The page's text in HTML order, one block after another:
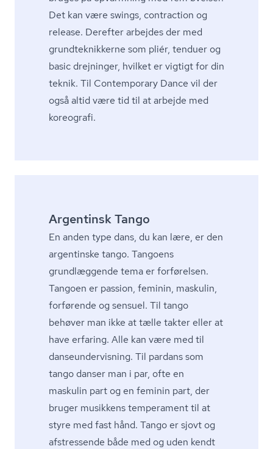
Det kan være swings, contraction og
release. Derefter arbejdes der med
grund­tek­nik­ker­ne som pliér, tenduer og
basic drejninger, hvilket er vigtigt for din
teknik. Til Contemporary Dance vil der
også altid være tid til at arbejde med
koreografi.
Argentinsk Tango
En anden type dans, du kan lære, er den
argentinske tango. Tangoens
grundlæggende tema er forførelsen.
Tangoen er passion, feminin, maskulin,
forførende og sensuel. Til tango
behøver man ikke at tælle takter eller at
have erfaring. Alle kan være med til
dan­se­un­der­vis­ning. Til pardans som
tango danser man i par, ofte en
maskulin part og en feminin part, der
bruger musikkens temperament til at
styre med fast hånd. Tango er sjovt og
afstressende både med og uden kendt